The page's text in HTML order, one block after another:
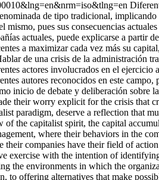
de tipo tradicional,
pues sus consecuencias
actuales, puede explicarse a partir
a maximizar cada vez más su
de una crisis de la administración
actores involucrados en el
autores reconocidos en este
inicio de debate y deliberación sobre
their worry explicit for the crisis that
paradigm, deserve a reflection that
the capitalist spirit, the capital
where their behaviors in the
companies have their field of
exercise with the intention of
the environments in which the
offering alternatives that make